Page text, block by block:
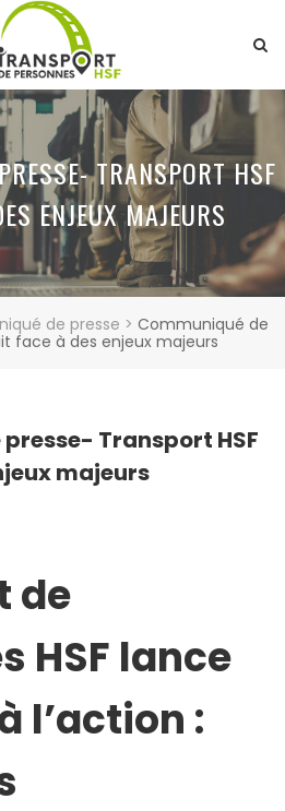
TRANSPORT HSF
ENJEUX MAJEURS
de presse > Communiqué de
face à des enjeux majeurs
Transport HSF
majeurs
de
HSF lance
l’action :